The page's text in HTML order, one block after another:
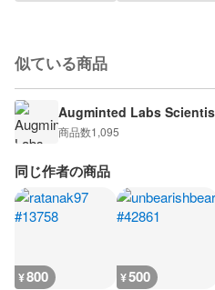
似ている商品
Augminted Labs
商品数1,095
同じ作者の商品
¥800 ¥500